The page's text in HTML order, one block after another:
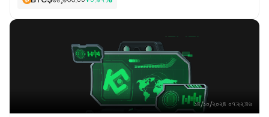
১৪/১০/২০২৪ ০৭:২২:৪৬